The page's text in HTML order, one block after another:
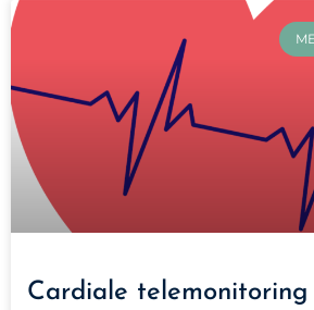
Cardiale telemonitoring